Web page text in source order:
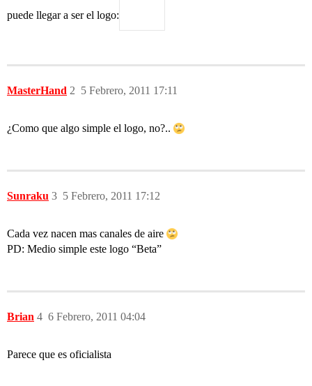
puede llegar a ser el logo:
MasterHand 5 Febrero, 2011 17:11
2
¿Como que algo simple el logo, no?..
Sunraku 5 Febrero, 2011 17:12
3
Cada vez nacen mas canales de aire
PD: Medio simple este logo “Beta”
Brian 6 Febrero, 2011 04:04
4
Parece que es oficialista